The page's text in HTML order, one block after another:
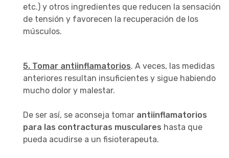
etc.) y otros ingredientes que reducen la sensación
de tensión y favorecen la recuperación de los
músculos.
5. Tomar antiinflamatorios. A veces, las medidas
anteriores resultan insuficientes y sigue habiendo
mucho dolor y malestar.
De ser así, se aconseja tomar antiinflamatorios
para las contracturas musculares hasta que
pueda acudirse a un fisioterapeuta.